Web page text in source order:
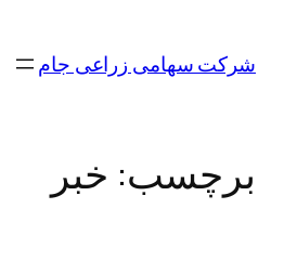
محتواشرکت سهامی زراعی جام
برچسب: خبر